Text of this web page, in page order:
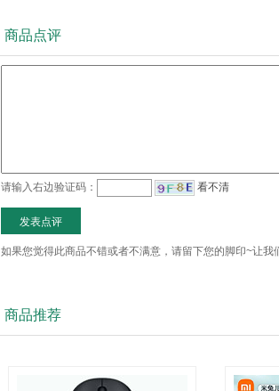
商品点评
请输入右边验证码：
看不清
如果您觉得此商品不错或者不满意，请留下您的脚印~让我
商品推荐